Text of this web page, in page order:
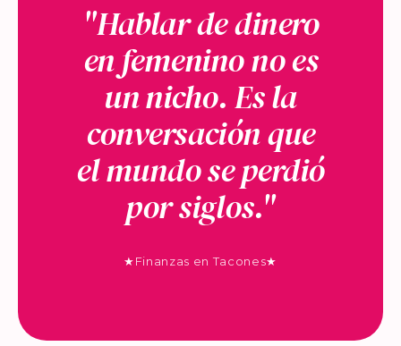
"Hablar de dinero
en femenino no es
un nicho. Es la
conversación que
el mundo se perdió
por siglos."
★Finanzas en Tacones★